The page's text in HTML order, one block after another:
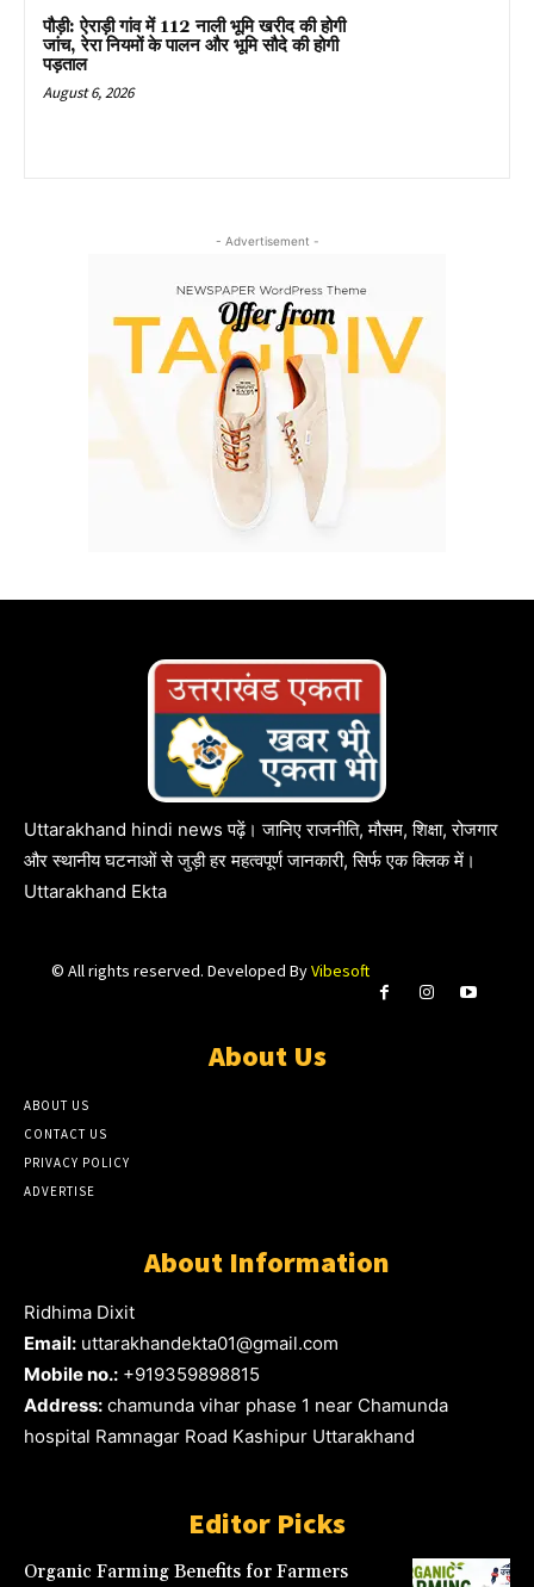
पौड़ी: ऐराड़ी गांव में 112 नाली भूमि खरीद की होगी
जांच, रेरा नियमों के पालन और भूमि सौदे की होगी
पड़ताल
August 6, 2026
- Advertisement -
Uttarakhand hindi news पढ़ें। जानिए राजनीति, मौसम, शिक्षा, रोजगार
और स्थानीय घटनाओं से जुड़ी हर महत्वपूर्ण जानकारी, सिर्फ एक क्लिक में।
Uttarakhand Ekta
© All rights reserved. Developed ByVibesoft
About Us
ABOUT US
CONTACT US
PRIVACY POLICY
ADVERTISE
About Information
Ridhima Dixit
Email: uttarakhandekta01@gmail.com
Mobile no.: +919359898815
Address: chamunda vihar phase 1 near Chamunda
hospital Ramnagar Road Kashipur Uttarakhand
Editor Picks
Organic Farming Benefits for Farmers